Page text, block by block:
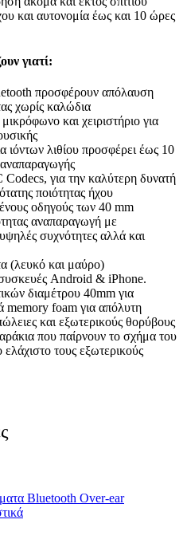
και αυτονομία έως και 10 ώρες
γιατί:
προσφέρουν απόλαυση
χωρίς καλώδια
και χειριστήριο για
λιθίου προσφέρει έως 10
για την καλύτερη δυνατή
ποιότητας ήχου
οδηγούς των 40 mm
αναπαραγωγή με
συχνότητες αλλά και
(λευκό και μαύρο)
συσκευές Android & iPhone.
διαμέτρου 40mm για
memory foam για απόλυτη
και εξωτερικούς θορύβους
που παίρνουν το σχήμα του
ελάχιστο τους εξωτερικούς
Bluetooth Over-ear